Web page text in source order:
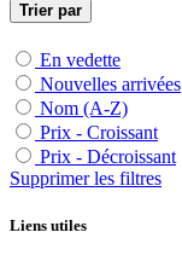
Trier par
En vedette
Nouvelles arrivées
Nom (A-Z)
Prix - Croissant
Prix - Décroissant
Supprimer les filtres
Liens utiles